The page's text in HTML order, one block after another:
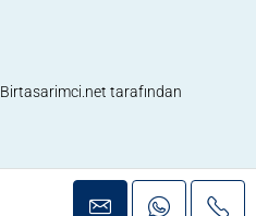
Birtasarimci.net tarafından